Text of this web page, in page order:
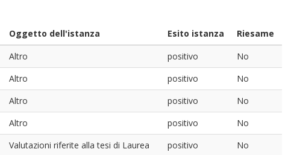
Oggetto dell'istanza Esito istanza
Riesame
Altro positivo
No
Altro positivo
No
Altro positivo
No
Altro positivo
No
Valutazioni riferite alla tesi di Laurea positivo
No